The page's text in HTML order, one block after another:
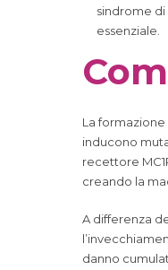
sindrome di
essenziale.
La
inducono
recettore
creando la
A differenza
danno